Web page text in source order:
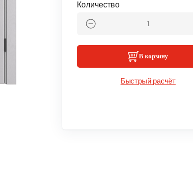
Количество
В корзину
Быстрый расчёт